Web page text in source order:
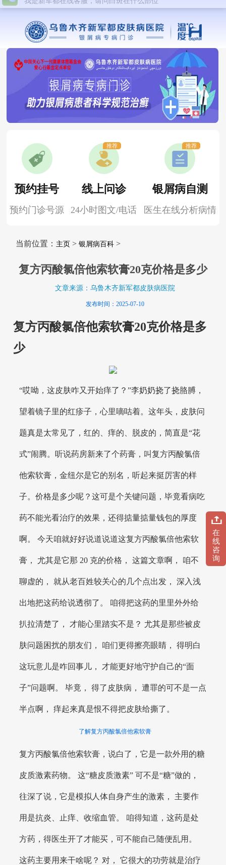
预约挂号
预约门诊号源
线上问诊
24小时图文/电话
推荐
银屑病自测
医生在线分析病情
推荐
当前位置： 主页> 银屑病百科>
复方丙酸氯倍他索软膏20克价格是多少
文章来源：乌鲁木齐新军都皮肤病医院
发布时间：2025-07-10
复方丙酸氯倍他索软膏20克价格是多
少
“哎呦，这皮肤咋又开始痒了？”李奶奶挠了挠胳膊，
望着镜子里的红疹子，心里嘀咕着。这年头，皮肤问
题真是太常见了，红的、痒的、脱皮的，简直是“花
式”闹腾。听说药房新来了个药膏，叫复方丙酸氯倍
他索软膏，金纽尔是它的别名，听起来挺厉害的样
子。价格是多少呢？这可是个关键问题，毕竟看病吃
药不能光看治疗的效果，还得掂量掂量钱包的厚度
啊。 今天咱就好好说道说道这复方丙酸氯倍他索软
膏， 尤其是它那 20 克的价格， 这篇文章啊， 咱不
聊虚的， 就从老百姓较关心的几个点出发， 深入浅
出地把这药给说透彻了。 咱得把这药的里里外外给
扒拉清楚了， 才能心里踏实不是？ 尤其是那些被皮
肤问题困扰的朋友们， 咱们更得擦亮眼睛， 得明白
这玩意儿是咋回事儿， 才能更好地守护自己的“面
子”问题啊。 毕竟， 得了皮肤病， 遭罪的可不是一点
半点啊， 痒起来真是恨不得把皮肤给撕了。
了解复方丙酸氯倍他索软膏
复方丙酸氯倍他索软膏，说白了，它是一款外用的糖
皮质激素药物。 这“糖皮质激素” 可不是“糖”做的，
往深了说，它是模拟人体自身产生的激素， 主要作
用是抗炎、止痒、收缩血管。 咱得知道，这药是处
方药，得医生开了才能买，可不能自己随便乱用。
这药主要用来干啥呢？ 对， 它很大的功劳就是治疗
在
线
咨
询